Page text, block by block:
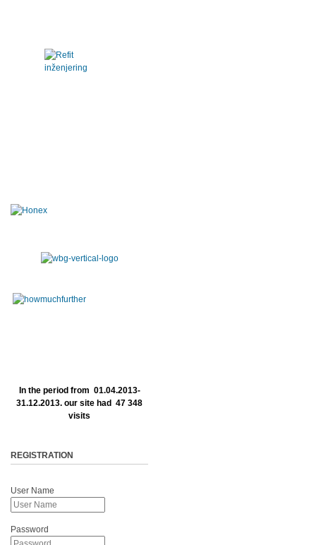
In the period from 01.04.2013-
31.12.2013. our site had 47 348
visits
REGISTRATION
User Name
Password